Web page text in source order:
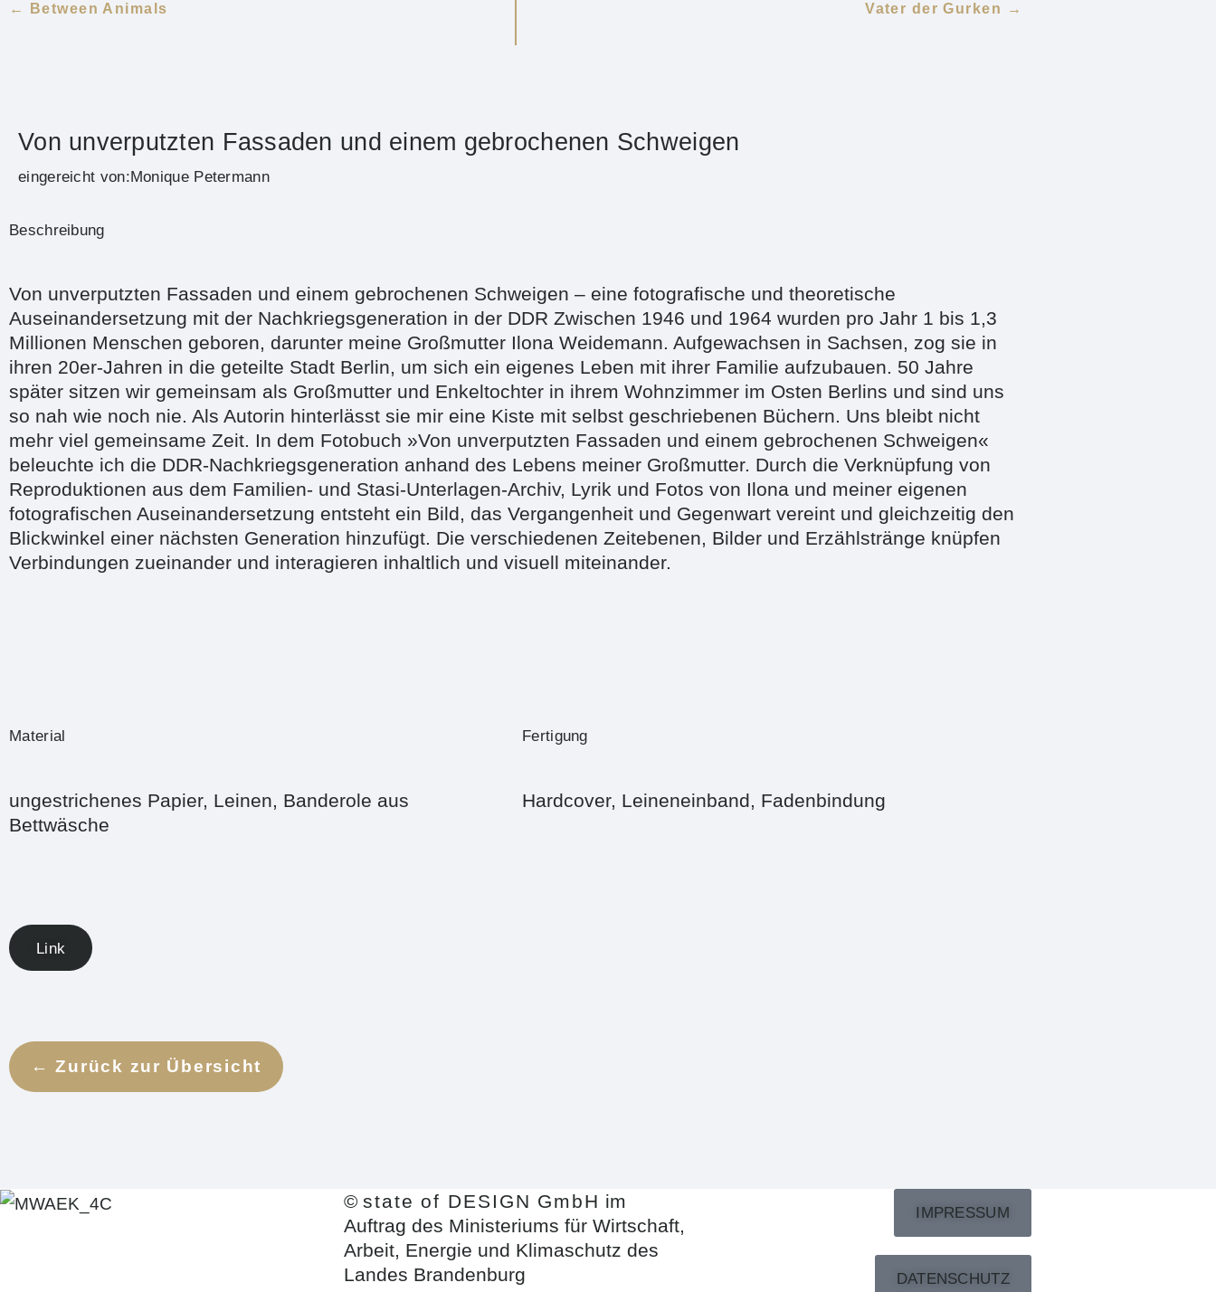
← Between Animals Vater der Gurken →
Von unverputzten Fassaden und einem gebrochenen Schweigen
eingereicht von:Monique Petermann
Beschreibung
Von unverputzten Fassaden und einem gebrochenen Schweigen – eine fotografische und theoretische
Auseinandersetzung mit der Nachkriegsgeneration in der DDR Zwischen 1946 und 1964 wurden pro Jahr 1 bis 1,3
Millionen Menschen geboren, darunter meine Großmutter Ilona Weidemann. Aufgewachsen in Sachsen, zog sie in
ihren 20er-Jahren in die geteilte Stadt Berlin, um sich ein eigenes Leben mit ihrer Familie aufzubauen. 50 Jahre
später sitzen wir gemeinsam als Großmutter und Enkeltochter in ihrem Wohnzimmer im Osten Berlins und sind uns
so nah wie noch nie. Als Autorin hinterlässt sie mir eine Kiste mit selbst geschriebenen Büchern. Uns bleibt nicht
mehr viel gemeinsame Zeit. In dem Fotobuch »Von unverputzten Fassaden und einem gebrochenen Schweigen«
beleuchte ich die DDR-Nachkriegsgeneration anhand des Lebens meiner Großmutter. Durch die Verknüpfung von
Reproduktionen aus dem Familien- und Stasi-Unterlagen-Archiv, Lyrik und Fotos von Ilona und meiner eigenen
fotografischen Auseinandersetzung entsteht ein Bild, das Vergangenheit und Gegenwart vereint und gleichzeitig den
Blickwinkel einer nächsten Generation hinzufügt. Die verschiedenen Zeitebenen, Bilder und Erzählstränge knüpfen
Verbindungen zueinander und interagieren inhaltlich und visuell miteinander.
Material
ungestrichenes Papier, Leinen, Banderole aus
Bettwäsche
Fertigung
Hardcover, Leineneinband, Fadenbindung
Link
← Zurück zur Übersicht
© state of DESIGN GmbH im
Auftrag des Ministeriums für Wirtschaft,
Arbeit, Energie und Klimaschutz des
Landes Brandenburg
IMPRESSUM
DATENSCHUTZ